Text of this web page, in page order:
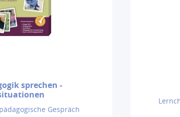
sprechen -
Gespräch